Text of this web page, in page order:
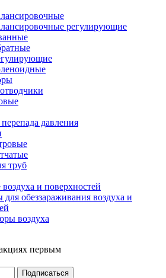
регулирующие
давления
труб
и поверхностей
обеззараживания воздуха и
воздуха
первым